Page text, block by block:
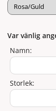
Var vänlig
Namn:
Storlek: